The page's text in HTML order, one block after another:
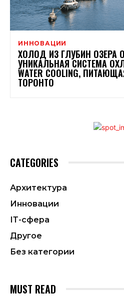
ИННОВАЦИИ
ХОЛОД ИЗ ГЛУБИН ОЗЕРА
УНИКАЛЬНАЯ СИСТЕМА
WATER COOLING,
ТОРОНТО
CATEGORIES
Архитектура
Инновации
ІТ-сфера
Другое
Без категории
MUST READ